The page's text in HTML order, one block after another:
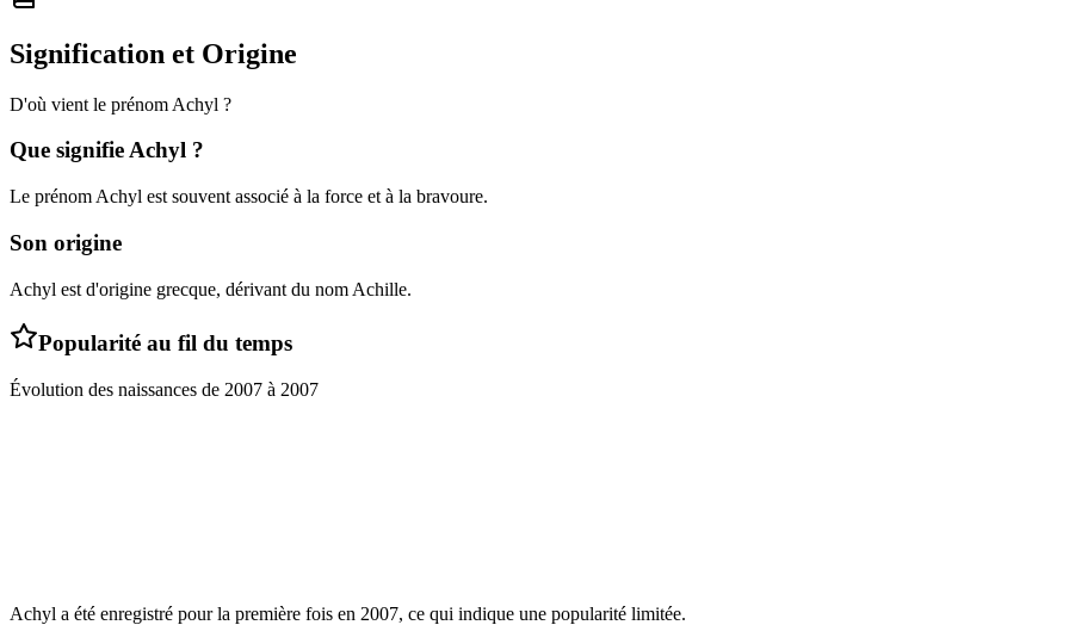
Signification et Origine
D'où vient le prénom Achyl ?
Que signifieAchyl ?
Le prénom Achyl est souvent associé à la force et à la bravoure.
Son origine
Achyl est d'origine grecque, dérivant du nom Achille.
Popularité au fil du temps
Évolution des naissances de 2007 à 2007
Achyl a été enregistré pour la première fois en 2007, ce qui indique une popularité limitée.